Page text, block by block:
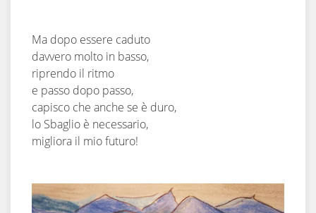
Ma dopo essere caduto
davvero molto in basso,
riprendo il ritmo
e passo dopo passo,
capisco che anche se è duro,
lo Sbaglio è necessario,
migliora il mio futuro!